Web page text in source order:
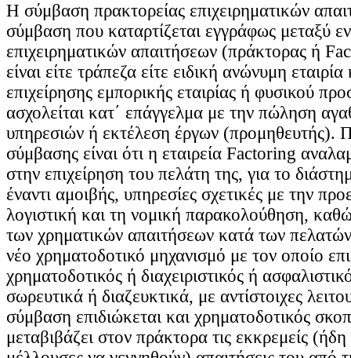
Η σύμβαση πρακτορείας επιχειρηματικών
σύμβαση που καταρτίζεται εγγράφως μεταξύ
επιχειρηματικών απαιτήσεων (πράκτορας ή
είναι είτε τράπεζα είτε ειδική ανώνυμη εταιρία
επιχείρησης εμπορικής εταιρίας ή φυσικού
ασχολείται κατ΄ επάγγελμα με την πώληση
υπηρεσιών ή εκτέλεση έργων (προμηθευτής).
σύμβασης είναι ότι η εταιρεία Factoring
στην επιχείρηση του πελάτη της, για το
έναντι αμοιβής, υπηρεσίες σχετικές με την
λογιστική και τη νομική παρακολούθηση,
των χρηματικών απαιτήσεων κατά των
νέο χρηματοδοτικό μηχανισμό με τον οποίο
χρηματοδοτικός ή διαχειριστικός ή
σωρευτικά ή διαζευκτικά, με αντίστοιχες
σύμβαση επιδιώκεται και χρηματοδοτικός
μεταβιβάζει στον πράκτορα τις εκκρεμείς